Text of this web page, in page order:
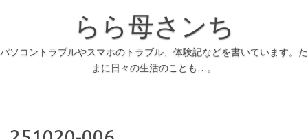
らら母さンち
パソコントラブルやスマホのトラブル、体験記などを書いています。た
まに日々の生活のことも…。